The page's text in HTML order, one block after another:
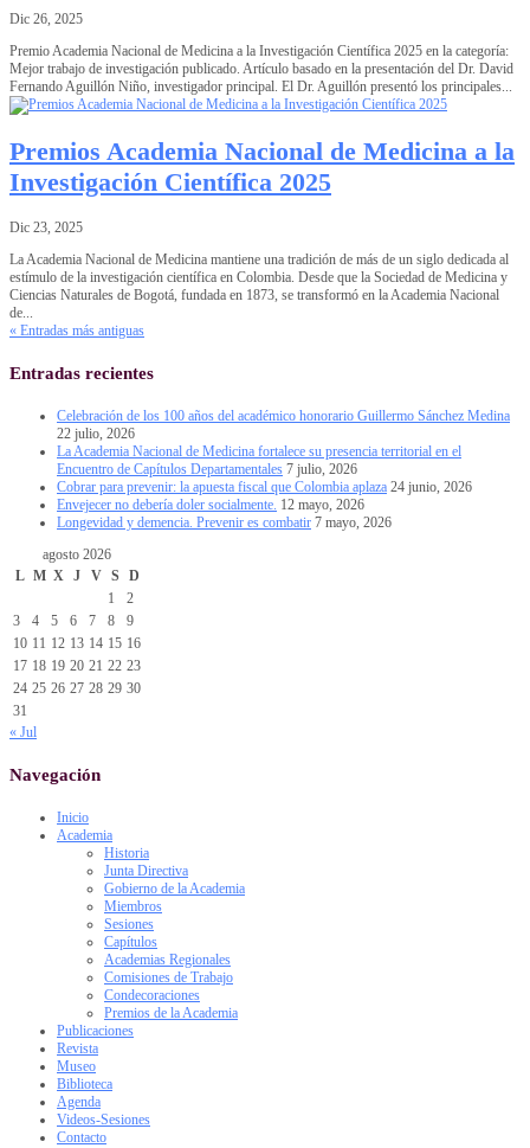
Dic 26, 2025
Premio Academia Nacional de Medicina a la Investigación Científica 2025 en la categoría:
Mejor trabajo de investigación publicado. Artículo basado en la presentación del Dr. David
Fernando Aguillón Niño, investigador principal. El Dr. Aguillón presentó los principales...
Premios Academia Nacional de Medicina a la
Investigación Científica 2025
Dic 23, 2025
La Academia Nacional de Medicina mantiene una tradición de más de un siglo dedicada al
estímulo de la investigación científica en Colombia. Desde que la Sociedad de Medicina y
Ciencias Naturales de Bogotá, fundada en 1873, se transformó en la Academia Nacional
de...
« Entradas más antiguas
Entradas recientes
Celebración de los 100 años del académico honorario Guillermo Sánchez Medina
22 julio, 2026
La Academia Nacional de Medicina fortalece su presencia territorial en el
Encuentro de Capítulos Departamentales 7 julio, 2026
Cobrar para prevenir: la apuesta fiscal que Colombia aplaza 24 junio, 2026
Envejecer no debería doler socialmente. 12 mayo, 2026
Longevidad y demencia. Prevenir es combatir 7 mayo, 2026
agosto 2026
L M X J V S
D
1
2
3
4 5 6 7 8
9
10 11 12 13 14 15 16
17 18 19 20 21 22 23
24 25 26 27 28 29 30
31
« Jul
Navegación
Inicio
Academia
Historia
Junta Directiva
Gobierno de la Academia
Miembros
Sesiones
Capítulos
Academias Regionales
Comisiones de Trabajo
Condecoraciones
Premios de la Academia
Publicaciones
Revista
Museo
Biblioteca
Agenda
Videos-Sesiones
Contacto